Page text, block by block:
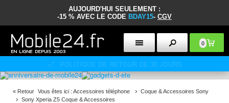
AUJOURD'HUI SEULEMENT :
-15 % AVEC LE CODE BDAY15- CGV
0
POLITIQUE DE RETOUR DE 30 JOURS
« Retour Vous êtes ici : Accessoires téléphone
Coque & Accessoires Sony
Sony Xperia Z5 Coque & Accessoires